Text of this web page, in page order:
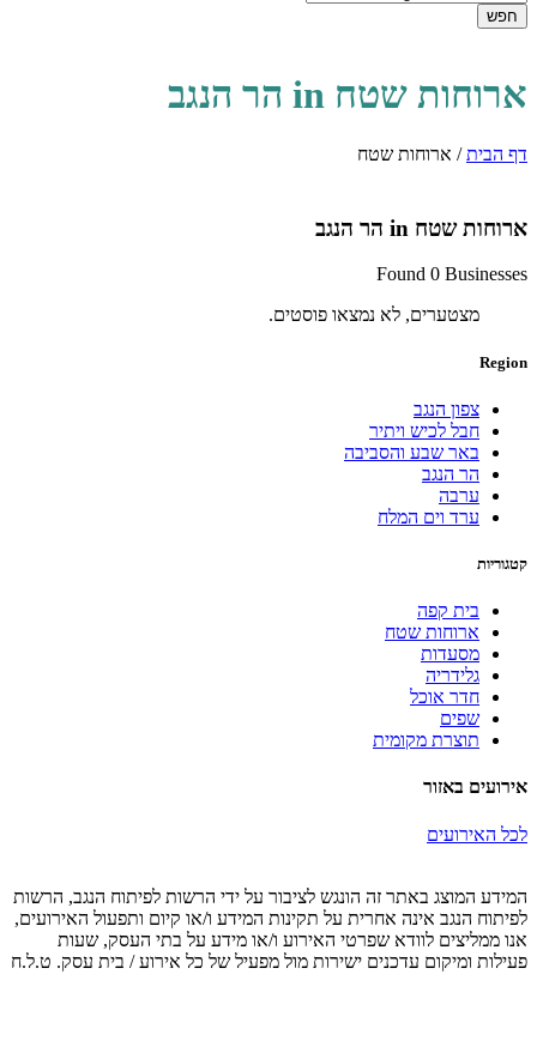
חפש
ארוחות שטח in הר הנגב
דף הבית/ ארוחות שטח
ארוחות שטח in הר הנגב
Found 0 Businesses
מצטערים, לא נמצאו פוסטים.
Region
צפון הנגב
חבל לכיש ויתיר
באר שבע והסביבה
הר הנגב
ערבה
ערד וים המלח
קטגוריות
בית קפה
ארוחות שטח
מסעדות
גלידריה
חדר אוכל
שפים
תוצרת מקומית
אירועים באזור
לכל האירועים
המידע המוצג באתר זה הונגש לציבור על ידי הרשות לפיתוח הנגב, הרשות
לפיתוח הנגב אינה אחרית על תקינות המידע ו/או קיום ותפעול האירועים,
אנו ממליצים לוודא שפרטי האירוע ו/או מידע על בתי העסק, שעות
פעילות ומיקום עדכנים ישירות מול מפעיל של כל אירוע / בית עסק. ט.ל.ח